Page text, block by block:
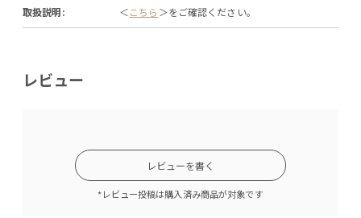
取扱説明: ＜こちら ＞をご確認ください。
レビュー
レビューを書く
*レビュー投稿は購入済み商品が対象です